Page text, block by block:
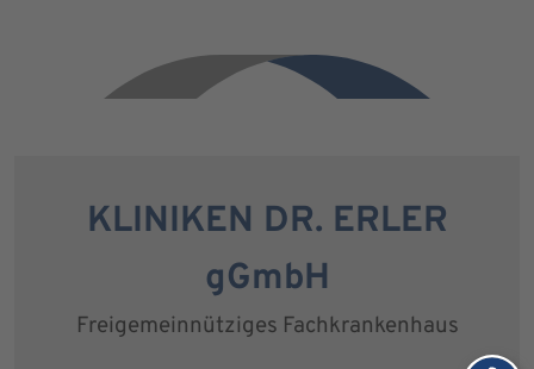
KLINIKEN DR. ERLER
gGmbH
Freigemeinnütziges Fachkrankenhaus